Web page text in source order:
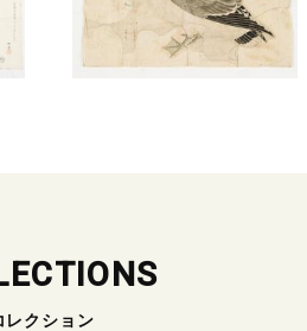
レクション